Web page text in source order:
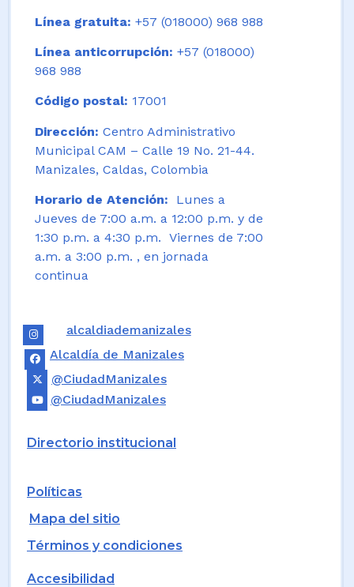
Línea gratuita: +57 (018000) 968 988
Línea anticorrupción: +57 (018000)
968 988
Código postal: 17001
Dirección: Centro Administrativo
Municipal CAM – Calle 19 No. 21-44.
Manizales, Caldas, Colombia
Horario de Atención: Lunes a
Jueves de 7:00 a.m. a 12:00 p.m. y de
1:30 p.m. a 4:30 p.m. Viernes de 7:00
a.m. a 3:00 p.m. , en jornada
continua
alcaldiademanizales
Alcaldía de Manizales
@CiudadManizales
@CiudadManizales
Directorio institucional
Políticas
Mapa del sitio
Términos y condiciones
Accesibilidad